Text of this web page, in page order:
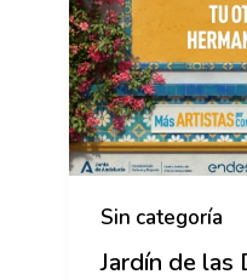
Sin categoría
Jardín de las